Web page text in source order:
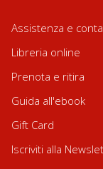
Assistenza e
Libreria online
Prenota e ritira
Guida all'ebook
Gift Card
Iscriviti alla